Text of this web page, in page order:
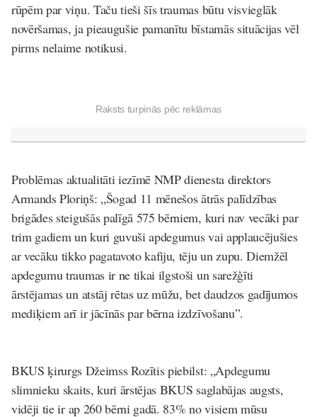
rūpēm par viņu. Taču tieši šīs traumas būtu visvieglāk
novēršamas, ja pieaugušie pamanītu bīstamās situācijas vēl
pirms nelaime notikusi.
Raksts turpinās pēc reklāmas
Problēmas aktualitāti iezīmē NMP dienesta direktors
Armands Ploriņš: „Šogad 11 mēnešos ātrās palīdzības
brigādes steigušās palīgā 575 bērniem, kuri nav vecāki par
trim gadiem un kuri guvuši apdegumus vai applaucējušies
ar vecāku tikko pagatavoto kafiju, tēju un zupu. Diemžēl
apdegumu traumas ir ne tikai ilgstoši un sarežģīti
ārstējamas un atstāj rētas uz mūžu, bet daudzos gadījumos
mediķiem arī ir jācīnās par bērna izdzīvošanu”.
BKUS ķirurgs Džeimss Rozītispiebilst: „Apdegumu
slimnieku skaits, kuri ārstējas BKUS saglabājas augsts,
vidēji tie ir ap 260 bērni gadā. 83% no visiem mūsu